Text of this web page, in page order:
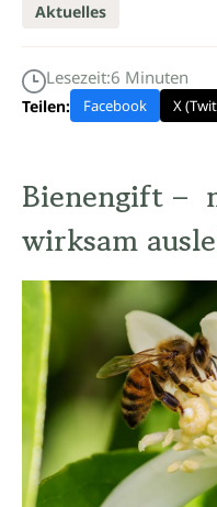
Aktuelles
Lesezeit:6 Minuten
Teilen: Facebook X
Bienengift –
wirksam